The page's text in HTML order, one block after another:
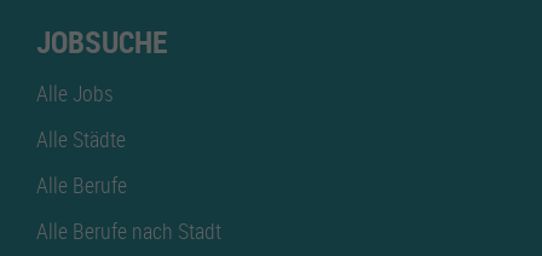
JOBSUCHE
Alle Jobs
Alle Städte
Alle Berufe
Alle Berufe nach Stadt